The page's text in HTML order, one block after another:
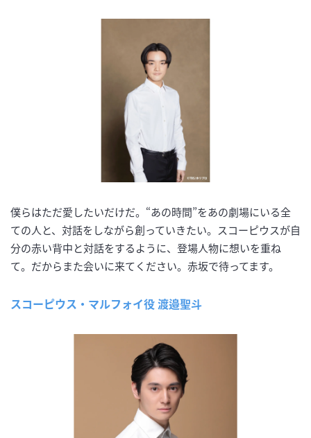
僕らはただ愛したいだけだ。“あの時間”をあの劇場にいる全
ての人と、対話をしながら創っていきたい。スコーピウスが自
分の赤い背中と対話をするように、登場人物に想いを重ね
て。だからまた会いに来てください。赤坂で待ってます。
スコーピウス・マルフォイ役 渡邉聖斗